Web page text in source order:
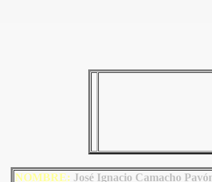
NOMBRE: José Ignacio